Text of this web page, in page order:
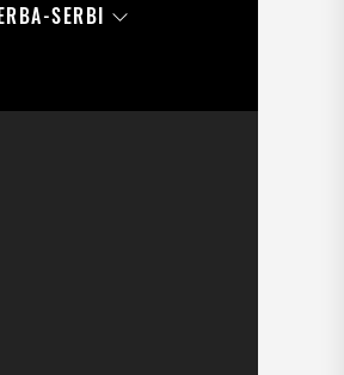
SERBI